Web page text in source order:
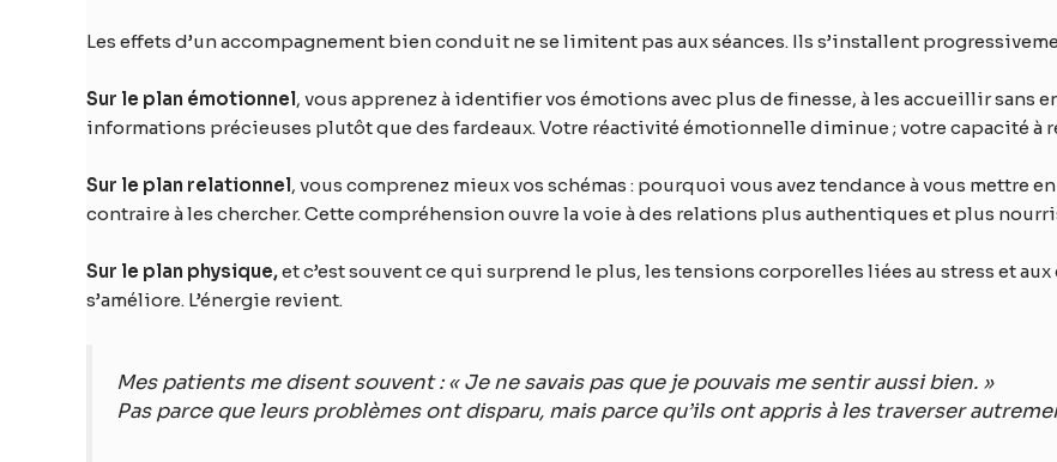
Les effets d’un accompagnement bien conduit ne se limitent pas aux séances. Ils s’installent
Sur le plan émotionnel, vous apprenez à identifier vos émotions avec plus de finesse, à les accueillir sans
informations précieuses plutôt que des fardeaux. Votre réactivité émotionnelle diminue ; votre capacité à
Sur le plan relationnel, vous comprenez mieux vos schémas : pourquoi vous avez tendance à vous mettre
contraire à les chercher. Cette compréhension ouvre la voie à des relations plus authentiques et plus
Sur le plan physique,et c’est souvent ce qui surprend le plus, les tensions corporelles liées au stress et
s’améliore. L’énergie revient.
Mes patients me disent souvent : « Je ne savais pas que je pouvais me sentir aussi bien. »
Pas parce que leurs problèmes ont disparu, mais parce qu’ils ont appris à les traverser